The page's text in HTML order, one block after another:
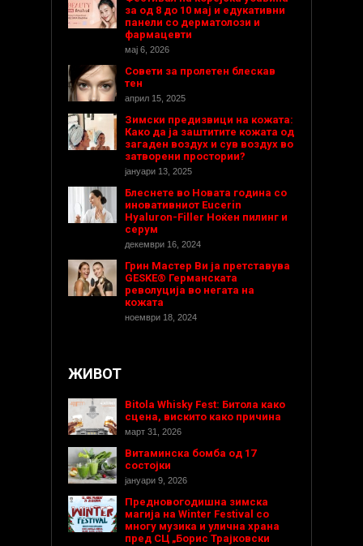
за од 8 до 10 мај и едукативни
панели со дерматолози и
фармацевти
мај 6, 2026
Совети за пролетен блескав
тен
април 15, 2025
Зимски предизвици на кожата:
Како да ја заштитите кожата од
загаден воздух и сув воздух во
затворени простории?
јануари 13, 2025
Блеснете во Новата година со
иновативниот Eucerin
Hyaluron-Filler Ноќен пилинг и
серум
декември 16, 2024
Грин Мастер Ви ја претставува
GESKE® Германската
револуција во негата на
кожата
ноември 18, 2024
ЖИВОТ
Bitola Whisky Fest: Битола како
сцена, вискито како причина
март 31, 2026
Витаминска бомба од 17
состојки
јануари 9, 2026
Предновогодишнa зимска
магија на Winter Festival со
многу музика и улична храна
пред СЦ „Борис Трајковски